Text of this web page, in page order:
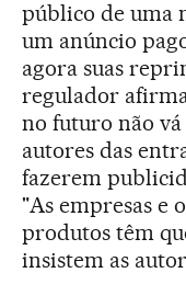
público de uma
um anúncio
agora suas
regulador
no futuro não
autores das
fazerem
"As empresas e
produtos têm
insistem as